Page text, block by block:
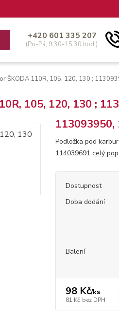
+420 601 335 207
(Po-Pá, 9:30-15:30 hod.)
ŠKODA 110R, 105, 120, 130 ;
105, 120, 130 ;
Podložka pod
114039691 celý
Dostupnost
Doba dodání
Balení
98 Kč/ks
81 Kč bez DPH